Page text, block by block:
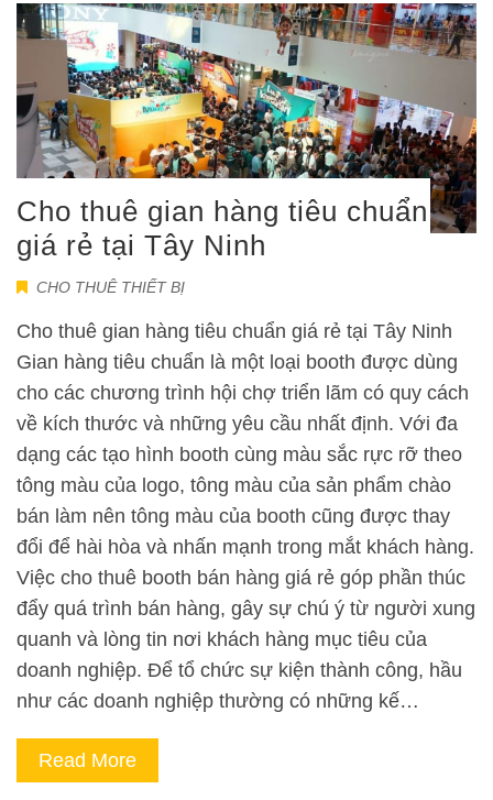
Cho thuê gian hàng tiêu chuẩn
giá rẻ tại Tây Ninh
CHO THUÊ THIẾT BỊ
Cho thuê gian hàng tiêu chuẩn giá rẻ tại Tây Ninh
Gian hàng tiêu chuẩn là một loại booth được dùng
cho các chương trình hội chợ triển lãm có quy cách
về kích thước và những yêu cầu nhất định. Với đa
dạng các tạo hình booth cùng màu sắc rực rỡ theo
tông màu của logo, tông màu của sản phẩm chào
bán làm nên tông màu của booth cũng được thay
đổi để hài hòa và nhấn mạnh trong mắt khách hàng.
Việc cho thuê booth bán hàng giá rẻ góp phần thúc
đẩy quá trình bán hàng, gây sự chú ý từ người xung
quanh và lòng tin nơi khách hàng mục tiêu của
doanh nghiệp. Để tổ chức sự kiện thành công, hầu
như các doanh nghiệp thường có những kế…
Read More